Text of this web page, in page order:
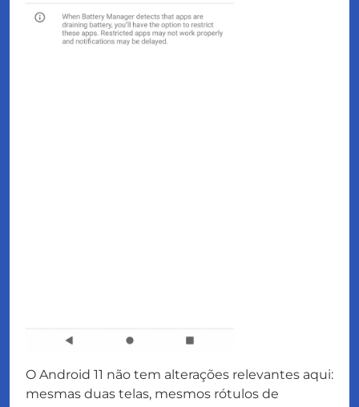
O Android 11 não tem alterações relevantes aqui:
mesmas duas telas, mesmos rótulos de